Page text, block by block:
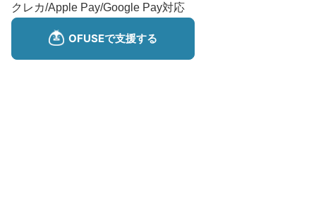
クレカ/Apple Pay/Google Pay対応